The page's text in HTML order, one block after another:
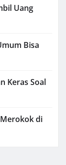
Uang
Bisa
Keras Soal
di